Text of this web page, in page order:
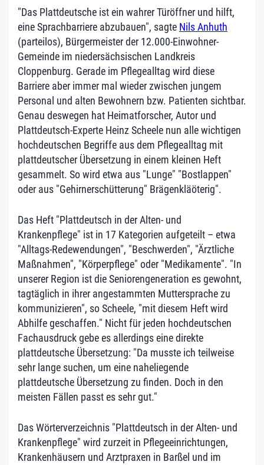
"Das Plattdeutsche ist ein wahrer Türöffner und hilft,
eine Sprachbarriere abzubauen", sagte Nils Anhuth
(parteilos), Bürgermeister der 12.000-Einwohner-
Gemeinde im niedersächsischen Landkreis
Cloppenburg. Gerade im Pflegealltag wird diese
Barriere aber immer mal wieder zwischen jungem
Personal und alten Bewohnern bzw. Patienten sichtbar.
Genau deswegen hat Heimatforscher, Autor und
Plattdeutsch-Experte Heinz Scheele nun alle wichtigen
hochdeutschen Begriffe aus dem Pflegealltag mit
plattdeutscher Übersetzung in einem kleinen Heft
gesammelt. So wird etwa aus "Lunge" "Bostlappen"
oder aus "Gehirnerschütterung" Brägenkläöterig".
Das Heft "Plattdeutsch in der Alten- und
Krankenpflege" ist in 17 Kategorien aufgeteilt – etwa
"Alltags-Redewendungen", "Beschwerden", "Ärztliche
Maßnahmen", "Körperpflege" oder "Medikamente". "In
unserer Region ist die Seniorengeneration es gewohnt,
tagtäglich in ihrer angestammten Muttersprache zu
kommunizieren", so Scheele, "mit diesem Heft wird
Abhilfe geschaffen." Nicht für jeden hochdeutschen
Fachausdruck gebe es allerdings eine direkte
plattdeutsche Übersetzung: "Da musste ich teilweise
sehr lange suchen, um eine naheliegende
plattdeutsche Übersetzung zu finden. Doch in den
meisten Fällen passt es sehr gut."
Das Wörterverzeichnis "Plattdeutsch in der Alten- und
Krankenpflege" wird zurzeit in Pflegeeinrichtungen,
Krankenhäusern und Arztpraxen in Barßel und im